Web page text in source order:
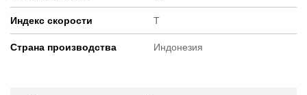
Индекс скорости T
Страна производства Индонезия